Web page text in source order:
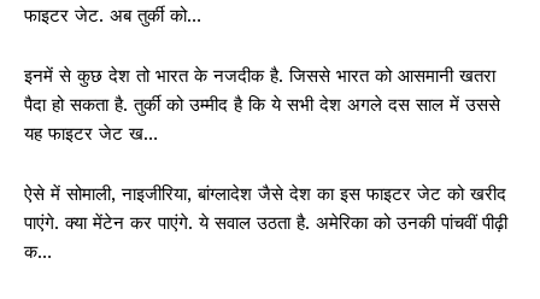
फाइटर जेट. अब तुर्की को…
इनमें से कुछ देश तो भारत के नजदीक है. जिससे भारत को आसमानी खतरा
पैदा हो सकता है. तुर्की को उम्मीद है कि ये सभी देश अगले दस साल में उससे
यह फाइटर जेट ख…
ऐसे में सोमाली, नाइजीरिया, बांग्लादेश जैसे देश का इस फाइटर जेट को खरीद
पाएंगे. क्या मेंटेन कर पाएंगे. ये सवाल उठता है. अमेरिका को उनकी पांचवीं पीढ़ी
क…